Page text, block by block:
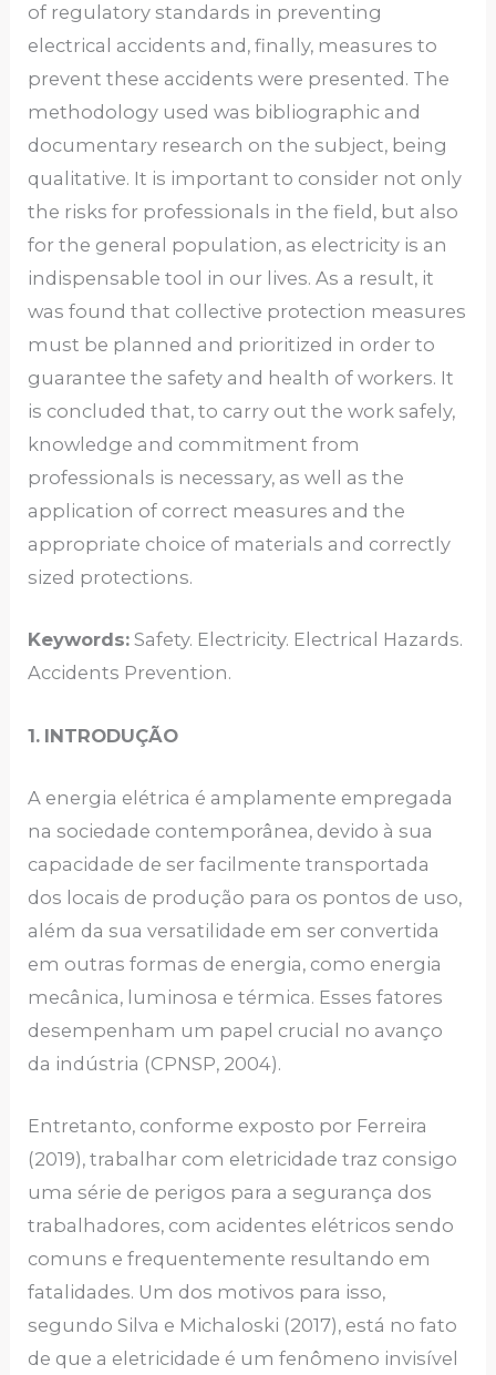
of regulatory standards in preventing
electrical accidents and, finally, measures to
prevent these accidents were presented. The
methodology used was bibliographic and
documentary research on the subject, being
qualitative. It is important to consider not only
the risks for professionals in the field, but also
for the general population, as electricity is an
indispensable tool in our lives. As a result, it
was found that collective protection measures
must be planned and prioritized in order to
guarantee the safety and health of workers. It
is concluded that, to carry out the work safely,
knowledge and commitment from
professionals is necessary, as well as the
application of correct measures and the
appropriate choice of materials and correctly
sized protections.
Keywords: Safety. Electricity. Electrical Hazards.
Accidents Prevention.
1. INTRODUÇÃO
A energia elétrica é amplamente empregada
na sociedade contemporânea, devido à sua
capacidade de ser facilmente transportada
dos locais de produção para os pontos de uso,
além da sua versatilidade em ser convertida
em outras formas de energia, como energia
mecânica, luminosa e térmica. Esses fatores
desempenham um papel crucial no avanço
da indústria (CPNSP, 2004).
Entretanto, conforme exposto por Ferreira
(2019), trabalhar com eletricidade traz consigo
uma série de perigos para a segurança dos
trabalhadores, com acidentes elétricos sendo
comuns e frequentemente resultando em
fatalidades. Um dos motivos para isso,
segundo Silva e Michaloski (2017), está no fato
de que a eletricidade é um fenômeno invisível